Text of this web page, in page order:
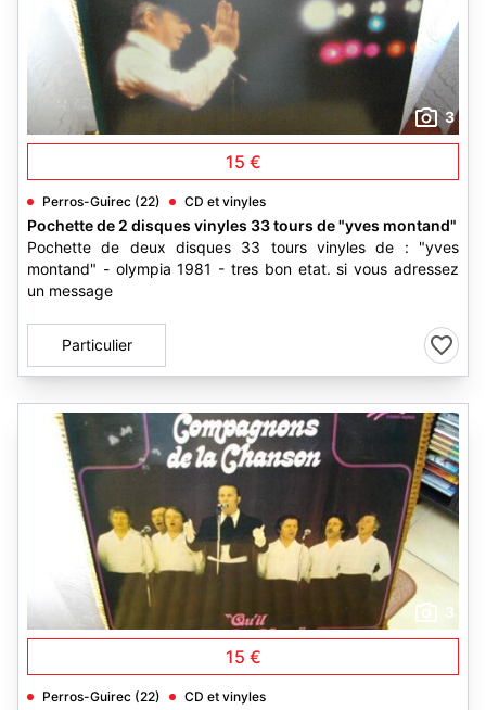
3
15 €
Perros-Guirec (22) CD et vinyles
Pochette de 2 disques vinyles 33 tours de "yves montand"
Pochette de deux disques 33 tours vinyles de : "yves
montand" - olympia 1981 - tres bon etat. si vous adressez
un message
Particulier
3
15 €
Perros-Guirec (22) CD et vinyles